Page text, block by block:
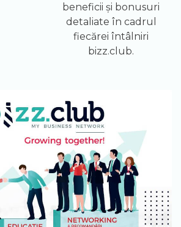
beneficii și bonusuri
detaliate în cadrul
fiecărei întâlniri
bizz.club.